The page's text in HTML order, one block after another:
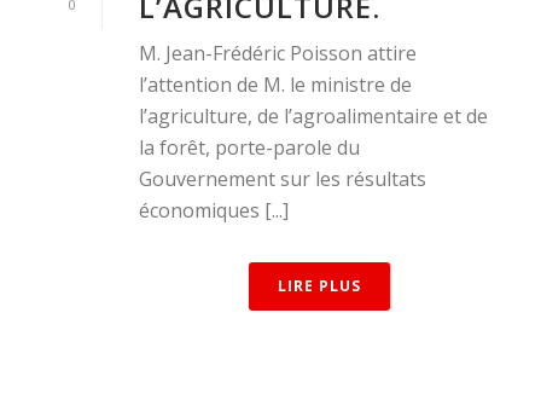
0
M. Jean-Frédéric Poisson attire
l’attention de M. le ministre de
l’agriculture, de l’agroalimentaire et de
la forêt, porte-parole du
Gouvernement sur les résultats
économiques [...]
LIRE PLUS